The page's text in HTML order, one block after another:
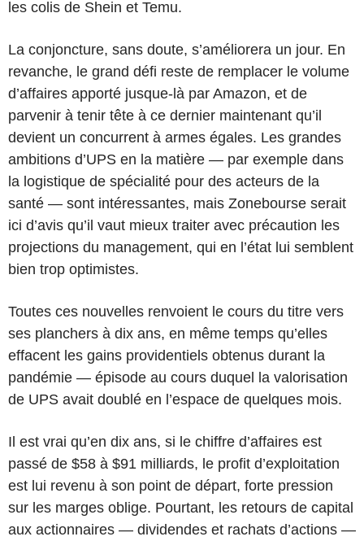
les colis de Shein et Temu.
La conjoncture, sans doute, s’améliorera un jour. En
revanche, le grand défi reste de remplacer le volume
d’affaires apporté jusque-là par Amazon, et de
parvenir à tenir tête à ce dernier maintenant qu’il
devient un concurrent à armes égales. Les grandes
ambitions d’UPS en la matière — par exemple dans
la logistique de spécialité pour des acteurs de la
santé — sont intéressantes, mais Zonebourse serait
ici d’avis qu’il vaut mieux traiter avec précaution les
projections du management, qui en l’état lui semblent
bien trop optimistes.
Toutes ces nouvelles renvoient le cours du titre vers
ses planchers à dix ans, en même temps qu’elles
effacent les gains providentiels obtenus durant la
pandémie — épisode au cours duquel la valorisation
de UPS avait doublé en l’espace de quelques mois.
Il est vrai qu’en dix ans, si le chiffre d’affaires est
passé de $58 à $91 milliards, le profit d’exploitation
est lui revenu à son point de départ, forte pression
sur les marges oblige. Pourtant, les retours de capital
aux actionnaires — dividendes et rachats d’actions —